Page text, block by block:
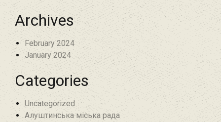
Archives
February 2024
January 2024
Categories
Uncategorized
Алуштинська міська рада